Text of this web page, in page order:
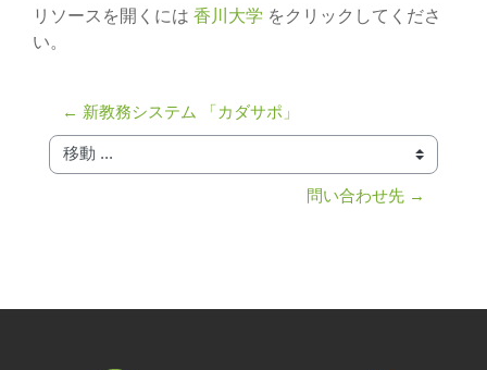
リソースを開くには 香川大学 をクリックしてくださ
い。
← 新教務システム 「カダサポ」
移動 ...
問い合わせ先 →